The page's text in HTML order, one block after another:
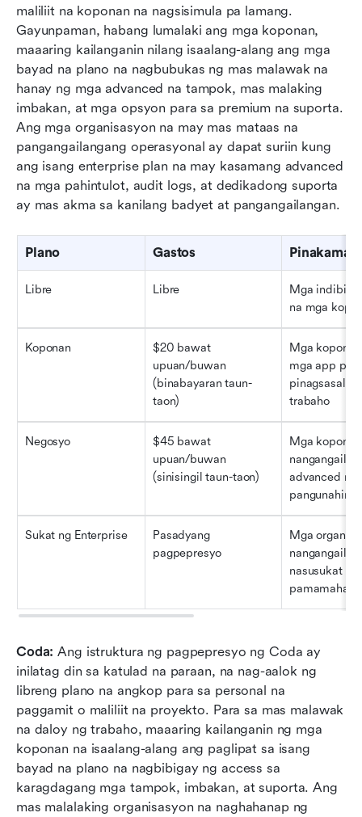
maliliit na koponan na nagsisimula pa lamang.
Gayunpaman, habang lumalaki ang mga koponan,
maaaring kailanganin nilang isaalang-alang ang mga
bayad na plano na nagbubukas ng mas malawak na
hanay ng mga advanced na tampok, mas malaking
imbakan, at mga opsyon para sa premium na suporta.
Ang mga organisasyon na may mas mataas na
pangangailangang operasyonal ay dapat suriin kung
ang isang enterprise plan na may kasamang advanced
na mga pahintulot, audit logs, at dedikadong suporta
ay mas akma sa kanilang badyet at pangangailangan.
Plano Gastos
Libre Libre
Mga
na mga
Koponan
$20 bawat
upuan/buwan
(binabayaran taun-
taon)
Mga
mga app
trabaho
Negosyo
$45 bawat
upuan/buwan
(sinisingil taun-taon)
Mga
advanced na
pangunahing
Sukat ng Enterprise
Pasadyang
pagpepresyo
Mga
nasusukat
pamamahala
Coda: Ang istruktura ng pagpepresyo ng Coda ay
inilatag din sa katulad na paraan, na nag-aalok ng
libreng plano na angkop para sa personal na
paggamit o maliliit na proyekto. Para sa mas malawak
na daloy ng trabaho, maaaring kailanganin ng mga
koponan na isaalang-alang ang paglipat sa isang
bayad na plano na nagbibigay ng access sa
karagdagang mga tampok, imbakan, at suporta. Ang
mas malalaking organisasyon na naghahanap ng